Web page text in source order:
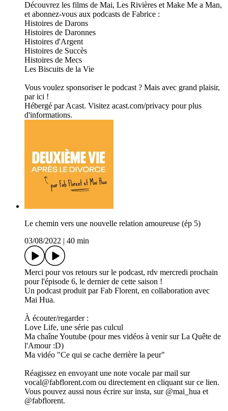
Découvrez les films de Mai, Les Rivières et Make Me a Man,
et abonnez-vous aux podcasts de Fabrice :
Histoires de Darons
Histoires de Daronnes
Histoires d'Argent
Histoires de Succès
Histoires de Mecs
Les Biscuits de la Vie
Vous voulez sponsoriser le podcast ? Mais avec grand plaisir,
par ici !
Hébergé par Acast. Visitez acast.com/privacy pour plus
d'informations.
Le chemin vers une nouvelle relation amoureuse (ép 5)
03/08/2022
40 min
Merci pour vos retours sur le podcast, rdv mercredi prochain
pour l'épisode 6, le dernier de cette saison !
Un podcast produit par Fab Florent, en collaboration avec
Mai Hua.
À écouter/regarder :
Love Life, une série pas culcul
Ma chaîne Youtube (pour mes vidéos à venir sur La Quête de
l'Amour :D)
Ma vidéo "Ce qui se cache derrière la peur"
Réagissez en envoyant une note vocale par mail sur
vocal@fabflorent.com ou directement en cliquant sur ce lien.
Vous pouvez aussi nous écrire sur insta, sur @mai_hua et
@fabflorent.